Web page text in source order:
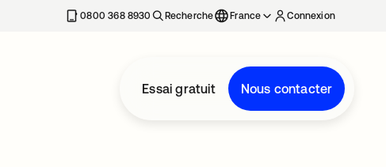
0800 368 8930 Recherche France Connexion
Essai gratuit Nous contacter